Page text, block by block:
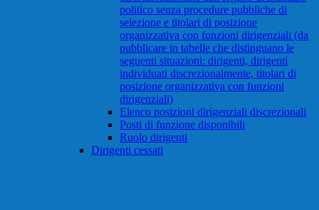
politico senza procedure pubbliche di
selezione e titolari di posizione
organizzativa con funzioni dirigenziali (da
pubblicare in tabelle che distinguano le
seguenti situazioni: dirigenti, dirigenti
individuati discrezionalmente, titolari di
posizione organizzativa con funzioni
dirigenziali)
Elenco posizioni dirigenziali discrezionali
Posti di funzione disponibili
Ruolo dirigenti
Dirigenti cessati